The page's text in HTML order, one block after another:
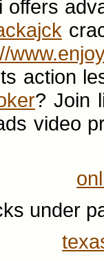
action
? Join
video
under